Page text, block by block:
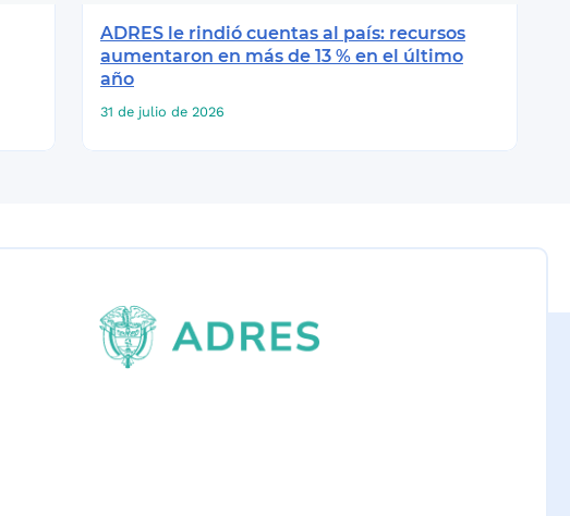
ADRES le rindió cuentas al país: recursos
aumentaron en más de 13 % en el último
año
31 de julio de 2026